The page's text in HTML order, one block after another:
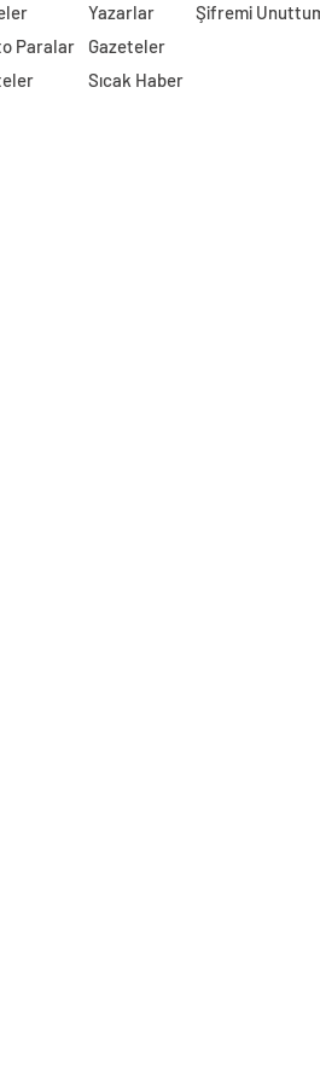
Paralar
Yazarlar
Gazeteler
Sıcak Haber
Şifremi